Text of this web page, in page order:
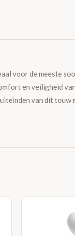
voor de meeste
en veiligheid
van dit